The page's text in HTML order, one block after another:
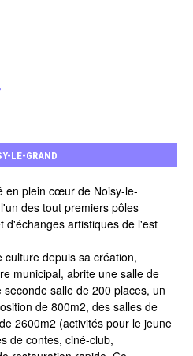
LE-GRAND
en plein cœur de Noisy-le-
des tout premiers pôles
d'échanges artistiques de l'est
depuis sa création,
municipal, abrite une salle de
salle de 200 places, un
de 800m2, des salles de
2600m2 (activités pour le jeune
de contes, ciné-club,